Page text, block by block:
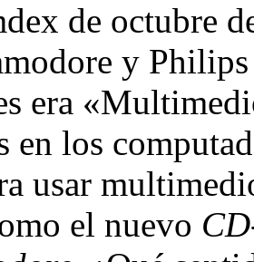
de octubre
y
era
en los
usar
el nuevo